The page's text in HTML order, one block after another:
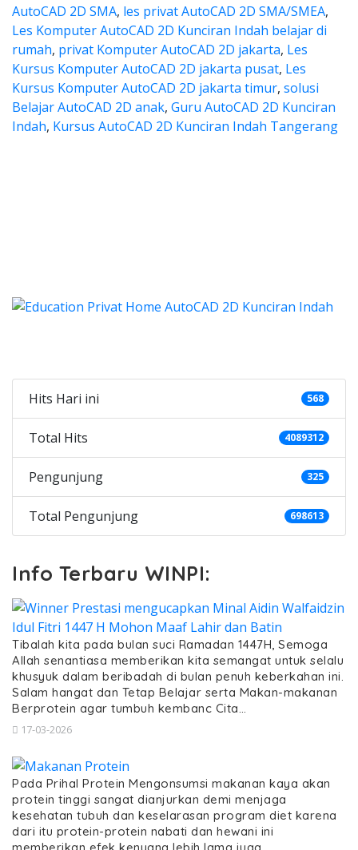
AutoCAD 2D SMA, les privat AutoCAD 2D SMA/SMEA,
Les Komputer AutoCAD 2D Kunciran Indah belajar di
rumah, privat Komputer AutoCAD 2D jakarta, Les
Kursus Komputer AutoCAD 2D jakarta pusat, Les
Kursus Komputer AutoCAD 2D jakarta timur, solusi
Belajar AutoCAD 2D anak, Guru AutoCAD 2D Kunciran
Indah, Kursus AutoCAD 2D Kunciran Indah Tangerang
Hits Hari ini 568
Total Hits 4089312
Pengunjung 325
Total Pengunjung 698613
Info Terbaru WINPI:
Tibalah kita pada bulan suci Ramadan 1447H, Semoga
Allah senantiasa memberikan kita semangat untuk selalu
khusyuk dalam beribadah di bulan penuh keberkahan ini.
Salam hangat dan Tetap Belajar serta Makan-makanan
Berprotein agar tumbuh kembanc Cita…
17-03-2026
Pada Prihal Protein Mengonsumsi makanan kaya akan
protein tinggi sangat dianjurkan demi menjaga
kesehatan tubuh dan keselarasan program diet karena
dari itu protein-protein nabati dan hewani ini